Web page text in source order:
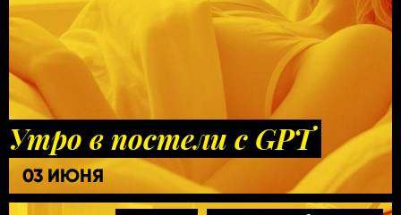
Утро в постели с GPT
03 ИЮНЯ